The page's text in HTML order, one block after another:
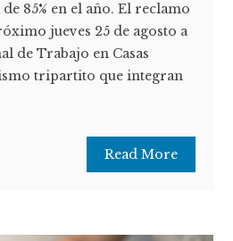
85% en el año. El reclamo
jueves 25 de agosto a
de Trabajo en Casas
tripartito que integran
Read More